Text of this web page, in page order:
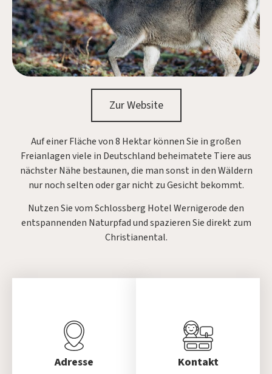
Zur Website
Auf einer Fläche von 8 Hektar können Sie in großen
Freianlagen viele in Deutschland beheimatete Tiere aus
nächster Nähe bestaunen, die man sonst in den Wäldern
nur noch selten oder gar nicht zu Gesicht bekommt.
Nutzen Sie vom Schlossberg Hotel Wernigerode den
entspannenden Naturpfad und spazieren Sie direkt zum
Christianental.
Adresse Kontakt